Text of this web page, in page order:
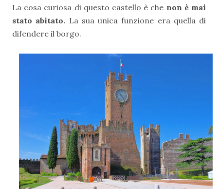
La cosa curiosa di questo castello è che non è mai
stato abitato. La sua unica funzione era quella di
difendere il borgo.